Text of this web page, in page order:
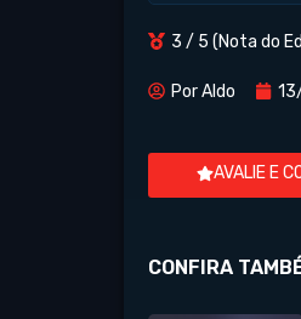
3 / 5 (Nota do
PorAldo
AVALIE E
CONFIRA